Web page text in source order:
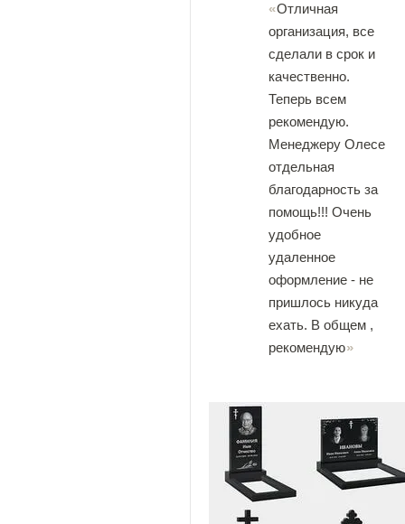
Отличная
организация, все
сделали в срок и
качественно.
Теперь всем
рекомендую.
Менеджеру Олесе
отдельная
благодарность за
помощь!!! Очень
удобное
удаленное
оформление - не
пришлось никуда
ехать. В общем ,
рекомендую